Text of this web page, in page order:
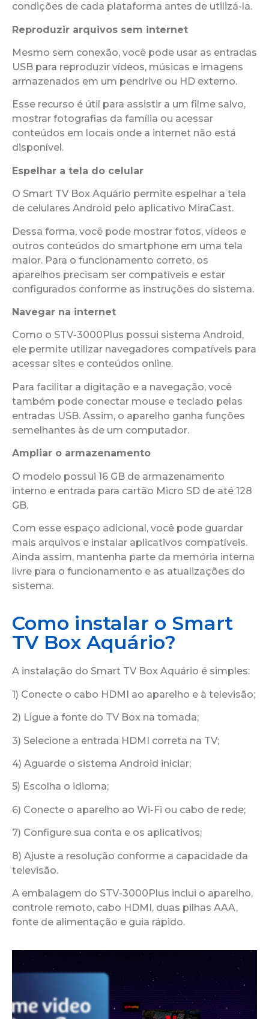
condições de cada plataforma antes de utilizá-la.
Reproduzir arquivos sem internet
Mesmo sem conexão, você pode usar as entradas
USB para reproduzir vídeos, músicas e imagens
armazenados em um pendrive ou HD externo.
Esse recurso é útil para assistir a um filme salvo,
mostrar fotografias da família ou acessar
conteúdos em locais onde a internet não está
disponível.
Espelhar a tela do celular
O Smart TV Box Aquário permite espelhar a tela
de celulares Android pelo aplicativo MiraCast.
Dessa forma, você pode mostrar fotos, vídeos e
outros conteúdos do smartphone em uma tela
maior. Para o funcionamento correto, os
aparelhos precisam ser compatíveis e estar
configurados conforme as instruções do sistema.
Navegar na internet
Como o STV-3000Plus possui sistema Android,
ele permite utilizar navegadores compatíveis para
acessar sites e conteúdos online.
Para facilitar a digitação e a navegação, você
também pode conectar mouse e teclado pelas
entradas USB. Assim, o aparelho ganha funções
semelhantes às de um computador.
Ampliar o armazenamento
O modelo possui 16 GB de armazenamento
interno e entrada para cartão Micro SD de até 128
GB.
Com esse espaço adicional, você pode guardar
mais arquivos e instalar aplicativos compatíveis.
Ainda assim, mantenha parte da memória interna
livre para o funcionamento e as atualizações do
sistema.
Como instalar o Smart
TV Box Aquário?
A instalação do Smart TV Box Aquário é simples:
1) Conecte o cabo HDMI ao aparelho e à televisão;
2) Ligue a fonte do TV Box na tomada;
3) Selecione a entrada HDMI correta na TV;
4) Aguarde o sistema Android iniciar;
5) Escolha o idioma;
6) Conecte o aparelho ao Wi-Fi ou cabo de rede;
7) Configure sua conta e os aplicativos;
8) Ajuste a resolução conforme a capacidade da
televisão.
A embalagem do STV-3000Plus inclui o aparelho,
controle remoto, cabo HDMI, duas pilhas AAA,
fonte de alimentação e guia rápido.